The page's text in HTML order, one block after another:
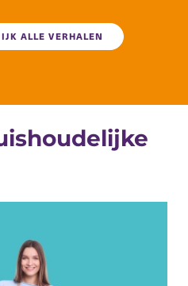
ALLE VERHALEN